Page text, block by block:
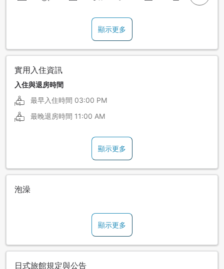
顯示更多
實用入住資訊
入住與退房時間
最早入住時間 03:00 PM
最晚退房時間 11:00 AM
顯示更多
泡澡
顯示更多
日式旅館規定與公告